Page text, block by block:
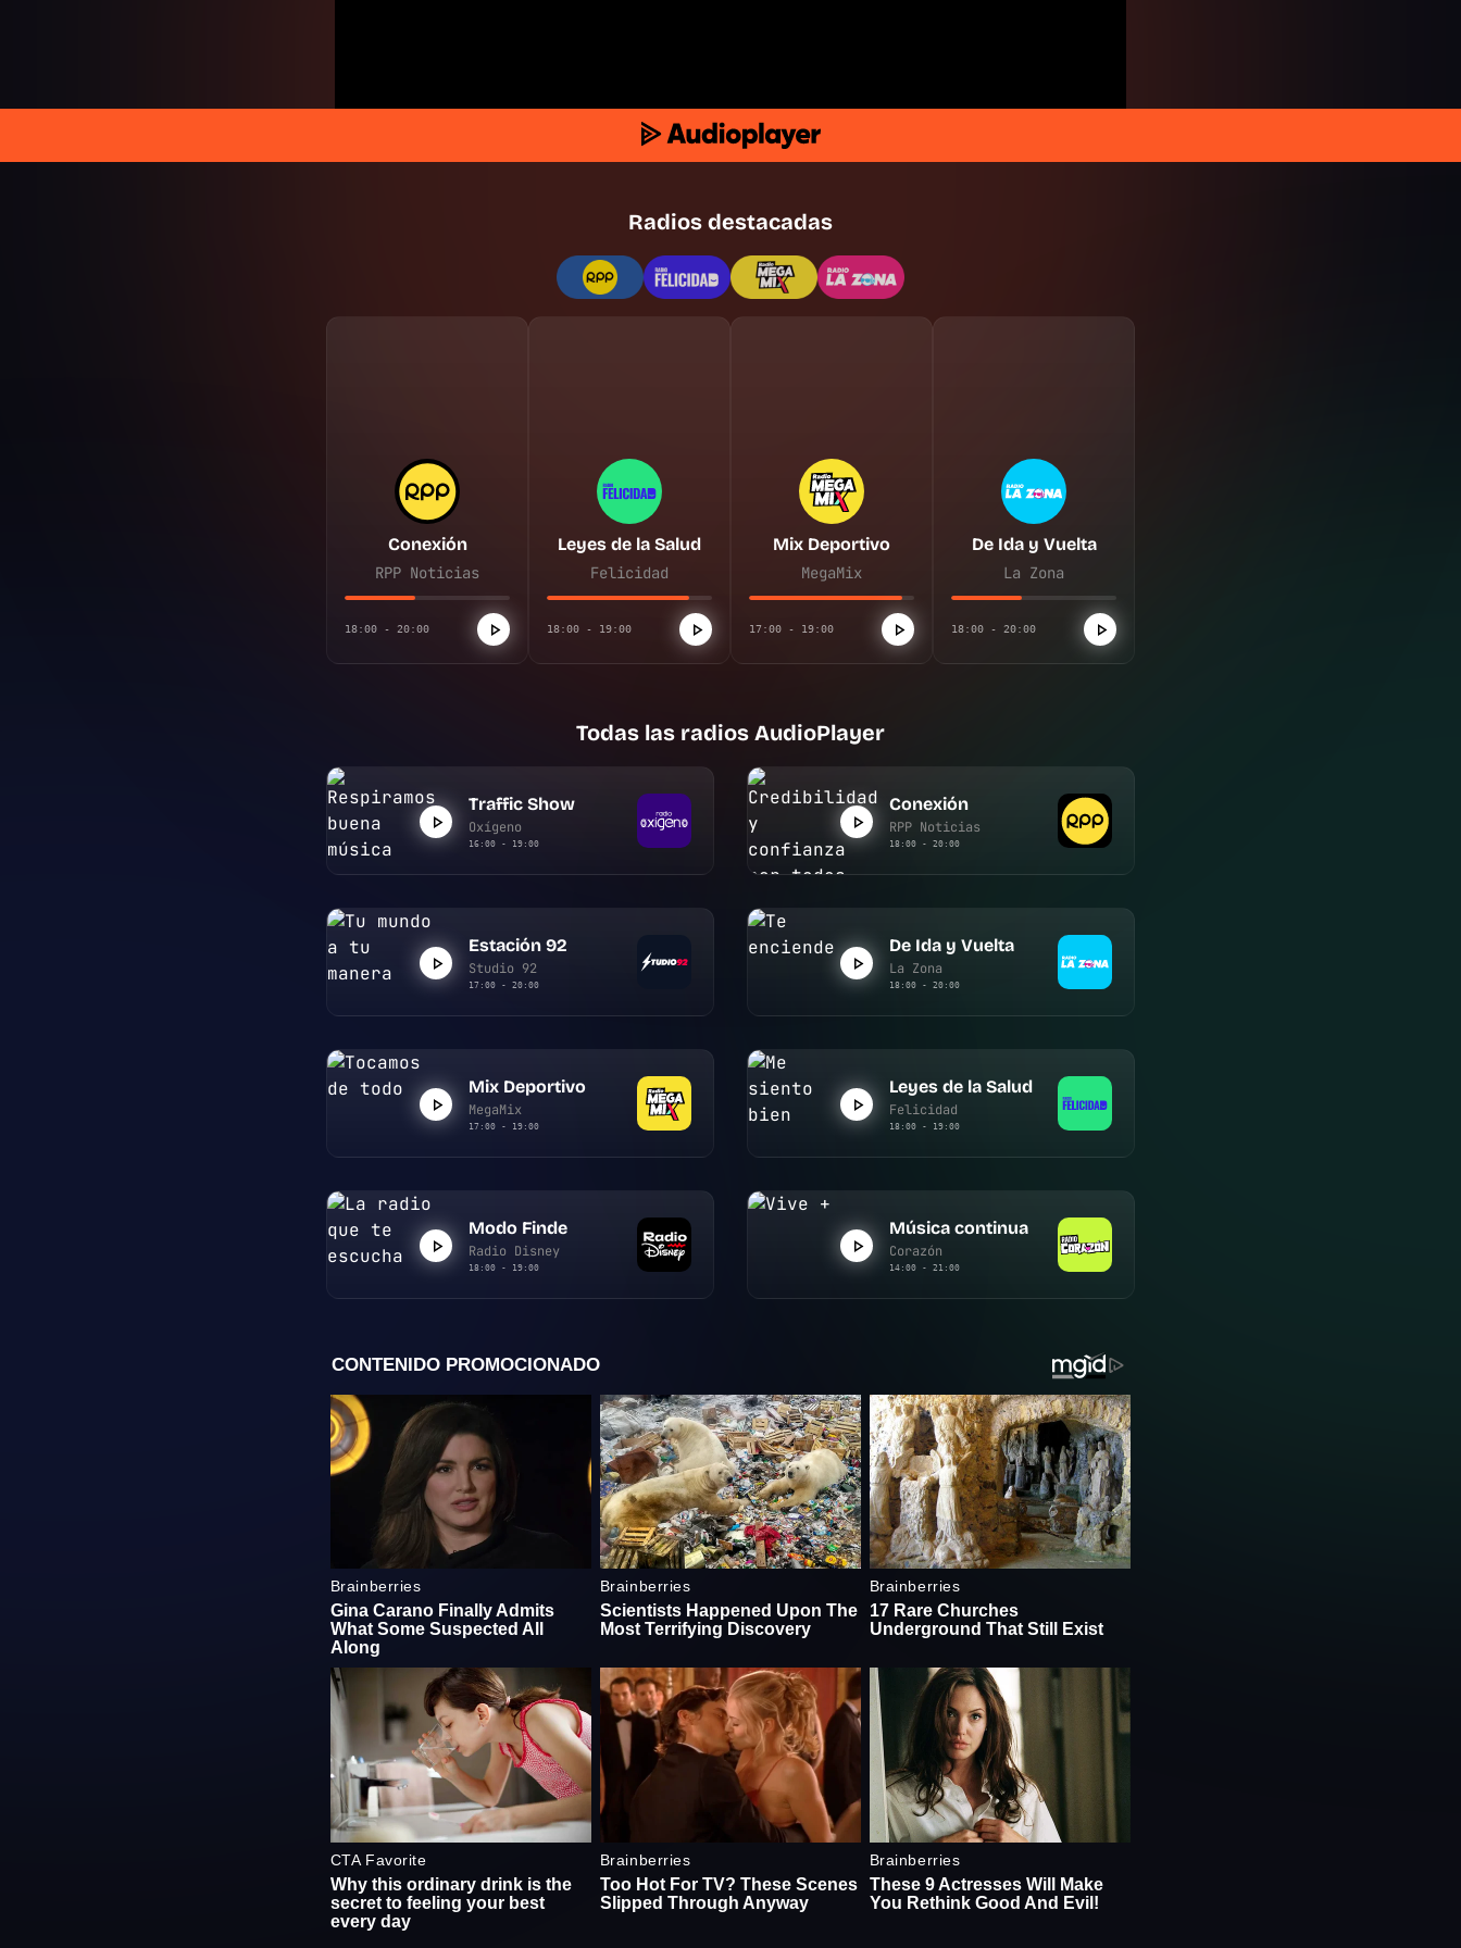
Radios destacadas
Conexión
RPP Noticias
18:00 - 20:00
Leyes de la Salud
Felicidad
18:00 - 19:00
Mix Deportivo
MegaMix
17:00 - 19:00
De Ida y Vuelta
La Zona
18:00 - 20:00
Todas las radios AudioPlayer
Traffic Show
Oxígeno
16:00 - 19:00
Conexión
RPP Noticias
18:00 - 20:00
Estación 92
Studio 92
17:00 - 20:00
De Ida y Vuelta
La Zona
18:00 - 20:00
Mix Deportivo
MegaMix
17:00 - 19:00
Leyes de la Salud
Felicidad
18:00 - 19:00
Modo Finde
Radio Disney
18:00 - 19:00
Música continua
Corazón
14:00 - 21:00